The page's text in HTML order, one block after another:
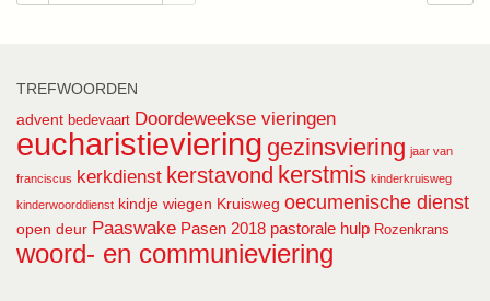
TREFWOORDEN
advent bedevaart Doordeweekse vieringen
eucharistieviering gezinsviering jaar van
franciscus kerkdienst kerstavond kerstmis kinderkruisweg
kinderwoorddienst kindje wiegen Kruisweg oecumenische dienst
open deur Paaswake Pasen 2018 pastorale hulp Rozenkrans
woord- en communieviering